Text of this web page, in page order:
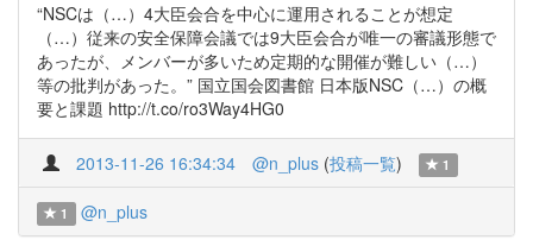
“NSCは（…）4大臣会合を中心に運用されることが想定
（…）従来の安全保障会議では9大臣会合が唯一の審議形態で
あったが、メンバーが多いため定期的な開催が難しい（…）
等の批判があった。” 国立国会図書館 日本版NSC（…）の概
要と課題 http://t.co/ro3Way4HG0
2013-11-26 16:34:34 @n_plus (投稿一覧) 1
1 @n_plus